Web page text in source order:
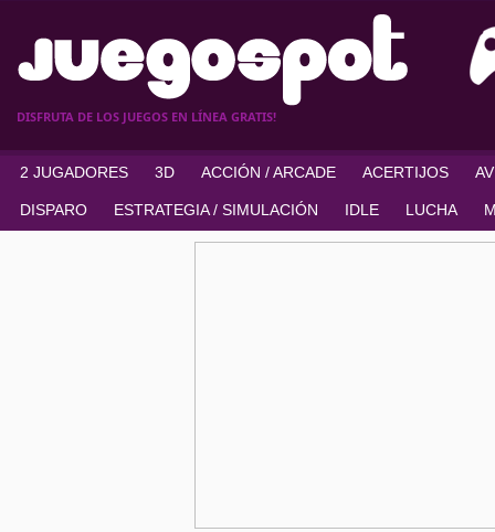
DISFRUTA DE LOS JUEGOS EN LÍNEA GRATIS!
2 JUGADORES 3D ACCIÓN / ARCADE ACERTIJOS
DISPARO ESTRATEGIA / SIMULACIÓN IDLE LUCHA